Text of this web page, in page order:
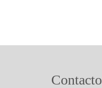
Contacto